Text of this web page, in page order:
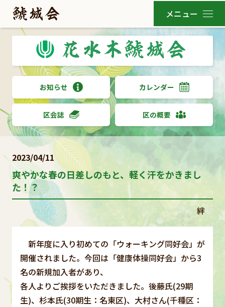
お知らせ カレンダー
区会誌 区の概要
2023/04/11
爽やかな春の日差しのもと、軽く汗をかきまし
た！？
絆
新年度に入り初めての「ウォーキング同好会」が
開催されました。今回は「健康体操同好会」から3
名の新規加入者があり、
各人よりご挨拶をいただきました。後藤氏(29期
生)、杉本氏(30期生：名東区)、大村さん(千種区：